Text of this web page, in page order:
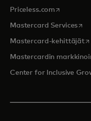
Priceless.com opens in a
Mastercard Services
Mastercard-kehittäjät
Mastercardin
Center for Inclusive